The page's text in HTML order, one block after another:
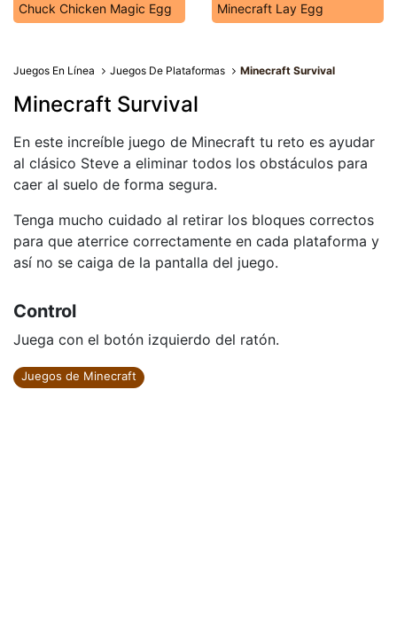
Chuck Chicken Magic Egg Minecraft Lay Egg
Juegos En Línea Juegos De Plataformas Minecraft Survival
Minecraft Survival
En este increíble juego de Minecraft tu reto es ayudar
al clásico Steve a eliminar todos los obstáculos para
caer al suelo de forma segura.
Tenga mucho cuidado al retirar los bloques correctos
para que aterrice correctamente en cada plataforma y
así no se caiga de la pantalla del juego.
Control
Juega con el botón izquierdo del ratón.
Juegos de Minecraft